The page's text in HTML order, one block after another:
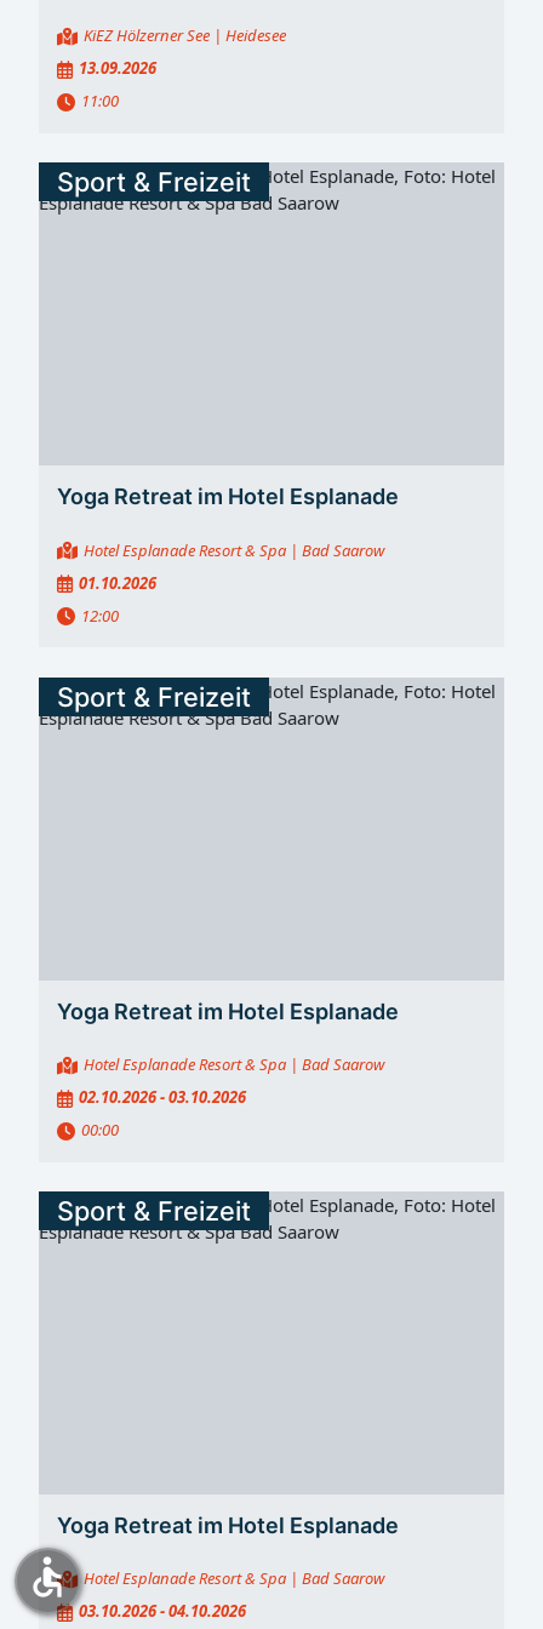
KiEZ Hölzerner See | Heidesee
13.09.2026
11:00
Sport & Freizeit
Yoga Retreat im Hotel Esplanade
Hotel Esplanade Resort & Spa | Bad Saarow
01.10.2026
12:00
Sport & Freizeit
Yoga Retreat im Hotel Esplanade
Hotel Esplanade Resort & Spa | Bad Saarow
02.10.2026 - 03.10.2026
00:00
Sport & Freizeit
Yoga Retreat im Hotel Esplanade
Hotel Esplanade Resort & Spa | Bad Saarow
03.10.2026 - 04.10.2026
accessible